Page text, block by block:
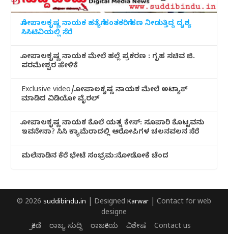
ಗೋಪಾಲಕೃಷ್ಣ ನಾಯಕ ಹತ್ಯೆಗೆ ಹಂತಕರಿಗೆ ಹಣ ನೀಡುತ್ತಿದ್ದ ದೃಶ್ಯ
ಸಿಸಿಟಿವಿಯಲ್ಲಿ ಸೆರೆ
ಗೋಪಾಲಕೃಷ್ಣ ನಾಯಕ ಮೇಲೆ ಹಲ್ಲೆ ಪ್ರಕರಣ : ಗೃಹ ಸಚಿವ ಜಿ.
ಪರಮೇಶ್ವರ ಹೇಳಿಕೆ
Exclusive video/ಗೋಪಾಲಕೃಷ್ಣ ನಾಯಕ ಮೇಲೆ ಅಟ್ಯಾಕ್
ಮಾಡಿದ ವಿಡಿಯೋ ವೈರಲ್
ಗೋಪಾಲಕೃಷ್ಣ ನಾಯಕ ಕೊಲೆ ಯತ್ನ ಕೇಸ್: ಸೂಪಾರಿ ಕೊಟ್ಟವನು
ಇವನೇನಾ? ಸಿಸಿ ಕ್ಯಾಮೆರಾದಲ್ಲಿ ಆರೋಪಿಗಳ ಚಲನವಲನ ಸೆರೆ
ಮಲೆನಾಡಿ‌ನ ಕೆರೆ ಭೇಟೆ ಸಂಭ್ರಮ:ನೋಡೋಕೆ ಚೆಂದ
© 2026 suddibindu.in | Designed Karwar | Contact for web
designe
ಕ್ರೀಡೆ
ರಾಜ್ಯ ಸುದ್ದಿ ರಾಜಕೀಯ ವಿಶೇಷ Contact us